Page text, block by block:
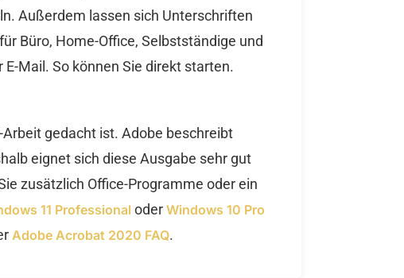
Außerdem lassen sich Unterschriften
Büro, Home-Office, Selbstständige und
Mail. So können Sie direkt starten.
gedacht ist. Adobe beschreibt
eignet sich diese Ausgabe sehr gut
zusätzlich Office-Programme oder ein
11 Professional oder Windows 10 Pro
Adobe Acrobat 2020 FAQ.